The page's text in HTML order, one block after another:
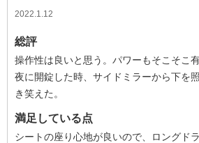
2022.1.12
総評
操作性は良いと思う。パワーもそこそこ
夜に開錠した時、サイドミラーから下を
き笑えた。
満足している点
シートの座り心地が良いので、ロングド